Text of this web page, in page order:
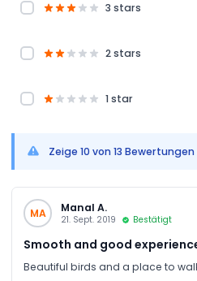
3 stars
2 stars
1 star
Zeige 10 von 13
MA Manal A.
21. Sept. 2019 Bestätigt
Smooth and good
Beautiful birds and a place to